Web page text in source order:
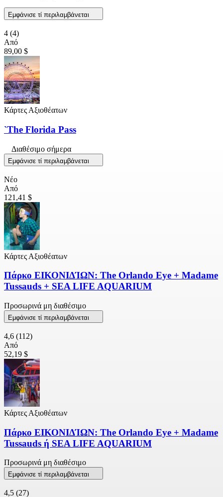
Εμφάνισε τί περιλαμβάνεται
4 (4)
Από
89,00 $
Κάρτες Αξιοθέατων
`The Florida Pass
Διαθέσιμο σήμερα
Εμφάνισε τί περιλαμβάνεται
Νέο
Από
121,41 $
Κάρτες Αξιοθέατων
Πάρκο ΕΙΚΟΝΙΔΊΩΝ: The Orlando Eye + Madame
Tussauds + SEA LIFE AQUARIUM
Προσωρινά μη διαθέσιμο
Εμφάνισε τί περιλαμβάνεται
4,6 (112)
Από
52,19 $
Κάρτες Αξιοθέατων
Πάρκο ΕΙΚΟΝΙΔΊΩΝ: The Orlando Eye + Madame
Tussauds ή SEA LIFE AQUARIUM
Προσωρινά μη διαθέσιμο
Εμφάνισε τί περιλαμβάνεται
4,5 (27)